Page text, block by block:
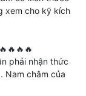
xem cho kỹ kích
phải nhận thức
Nam châm của